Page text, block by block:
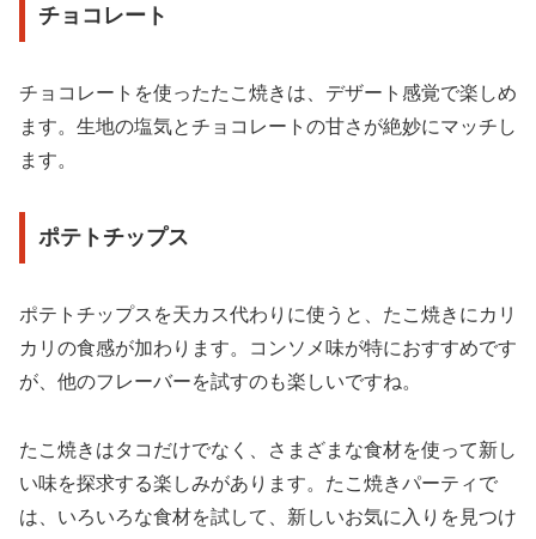
チョコレート
チョコレートを使ったたこ焼きは、デザート感覚で楽しめ
ます。生地の塩気とチョコレートの甘さが絶妙にマッチし
ます。
ポテトチップス
ポテトチップスを天カス代わりに使うと、たこ焼きにカリ
カリの食感が加わります。コンソメ味が特におすすめです
が、他のフレーバーを試すのも楽しいですね。
たこ焼きはタコだけでなく、さまざまな食材を使って新し
い味を探求する楽しみがあります。たこ焼きパーティで
は、いろいろな食材を試して、新しいお気に入りを見つけ